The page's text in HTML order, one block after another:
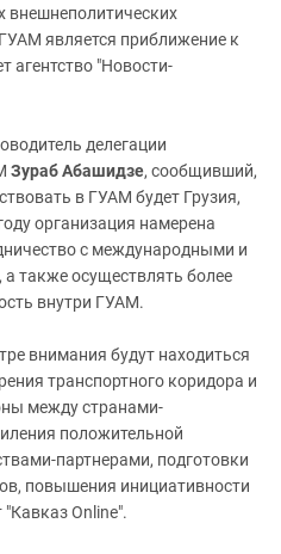
внешнеполитических
является приближение к
агентство "Новости-
делегации
Зураб Абашидзе, сообщивший,
в ГУАМ будет Грузия,
организация намерена
с международными и
также осуществлять более
внутри ГУАМ.
внимания будут находиться
транспортного коридора и
между странами-
положительной
партнерами, подготовки
повышения инициативности
Online".